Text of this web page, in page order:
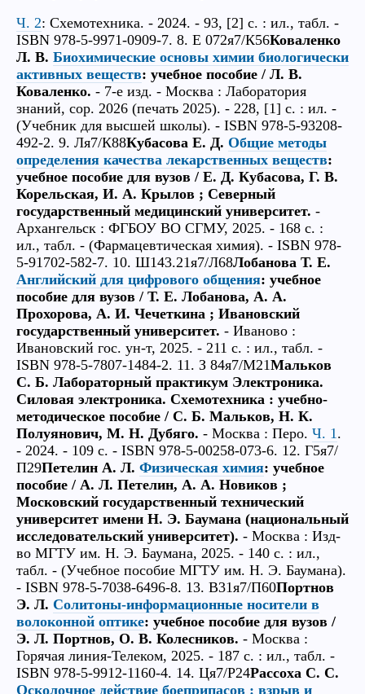
Ч. 2: Схемотехника. - 2024. - 93, [2] с. : ил., табл. -
ISBN 978-5-9971-0909-7. 8. Е 072я7/К56Коваленко
Л. В. Биохимические основы химии биологически
активных веществ: учебное пособие / Л. В.
Коваленко. - 7-е изд. - Москва : Лаборатория
знаний, cop. 2026 (печать 2025). - 228, [1] с. : ил. -
(Учебник для высшей школы). - ISBN 978-5-93208-
492-2. 9. Ля7/К88Кубасова Е. Д. Общие методы
определения качества лекарственных веществ:
учебное пособие для вузов / Е. Д. Кубасова, Г. В.
Корельская, И. А. Крылов ; Северный
государственный медицинский университет. -
Архангельск : ФГБОУ ВО СГМУ, 2025. - 168 с. :
ил., табл. - (Фармацевтическая химия). - ISBN 978-
5-91702-582-7. 10. Ш143.21я7/Л68Лобанова Т. Е.
Английский для цифрового общения: учебное
пособие для вузов / Т. Е. Лобанова, А. А.
Прохорова, А. И. Чечеткина ; Ивановский
государственный университет. - Иваново :
Ивановский гос. ун-т, 2025. - 211 с. : ил., табл. -
ISBN 978-5-7807-1484-2. 11. З 84я7/М21Мальков
С. Б. Лабораторный практикум Электроника.
Силовая электроника. Схемотехника : учебно-
методическое пособие / С. Б. Мальков, Н. К.
Полуянович, М. Н. Дубяго. - Москва : Перо. Ч. 1 .
- 2024. - 109 с. - ISBN 978-5-00258-073-6. 12. Г5я7/
П29Петелин А. Л. Физическая химия: учебное
пособие / А. Л. Петелин, А. А. Новиков ;
Московский государственный технический
университет имени Н. Э. Баумана (национальный
исследовательский университет). - Москва : Изд-
во МГТУ им. Н. Э. Баумана, 2025. - 140 с. : ил.,
табл. - (Учебное пособие МГТУ им. Н. Э. Баумана).
- ISBN 978-5-7038-6496-8. 13. В31я7/П60Портнов
Э. Л. Солитоны-информационные носители в
волоконной оптике: учебное пособие для вузов /
Э. Л. Портнов, О. В. Колесников. - Москва :
Горячая линия-Телеком, 2025. - 187 с. : ил., табл. -
ISBN 978-5-9912-1160-4. 14. Ця7/Р24Рассоха С. С.
Осколочное действие боеприпасов : взрыв и